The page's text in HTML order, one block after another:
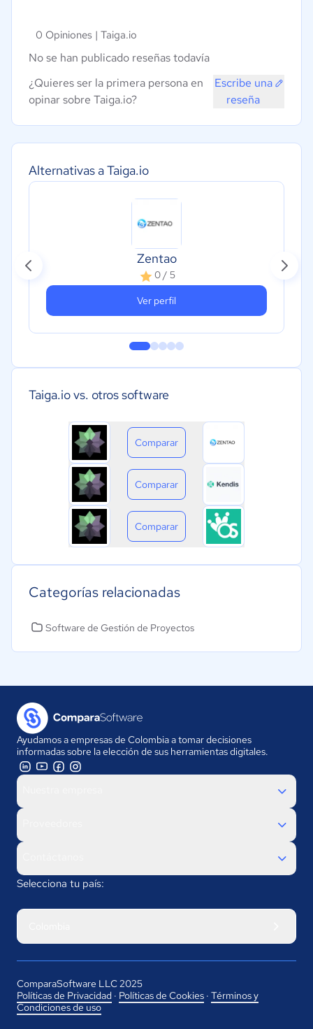
Alternativas a Taiga.io
Zentao
0 / 5
Ver perfil
Taiga.io vs. otros software
Comparar
Comparar
Comparar
Categorías relacionadas
Software de Gestión de Proyectos
0 Opiniones | Taiga.io
No se han publicado reseñas todavía
¿Quieres ser la primera persona en
opinar sobre Taiga.io?
Escribe una
reseña
Ayudamos a empresas de Colombia a tomar decisiones
informadas sobre la elección de sus herramientas digitales.
Selecciona tu país:
ComparaSoftware LLC 2025
Políticas de Privacidad · Políticas de Cookies · Términos y
Condiciones de uso